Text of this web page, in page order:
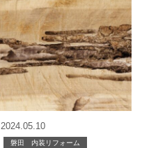
2024.05.10
磐田 内装リフォーム